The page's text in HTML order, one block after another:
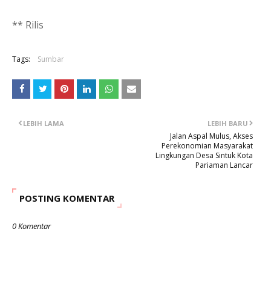
** Rilis
Tags: Sumbar
LEBIH BARU
Jalan Aspal Mulus, Akses
Perekonomian Masyarakat
Lingkungan Desa Sintuk Kota
Pariaman Lancar
LEBIH LAMA
POSTING KOMENTAR
0 Komentar